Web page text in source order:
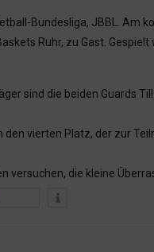
Bundesliga, JBBL. Am
Ruhr, zu Gast.
sind die beiden Guards
vierten Platz, der zur
versuchen, die kleine